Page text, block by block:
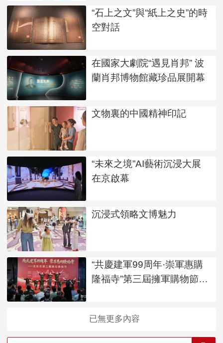
“石上之文”與“紙上之史”的時
空對話
在國家大劇院“遇見肖邦” 波
蘭肖邦博物館藏珍品展開幕
文物裏的中國精神印記
“未來之境”AI藝術沉浸大展
在京啟幕
沉浸式領略文博魅力
“共慶建軍99周年·崇軍惠購
隆福寺”第三屆擁軍購物節啟
已無更多內容